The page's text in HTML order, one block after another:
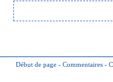
Début de page - Commentaires -